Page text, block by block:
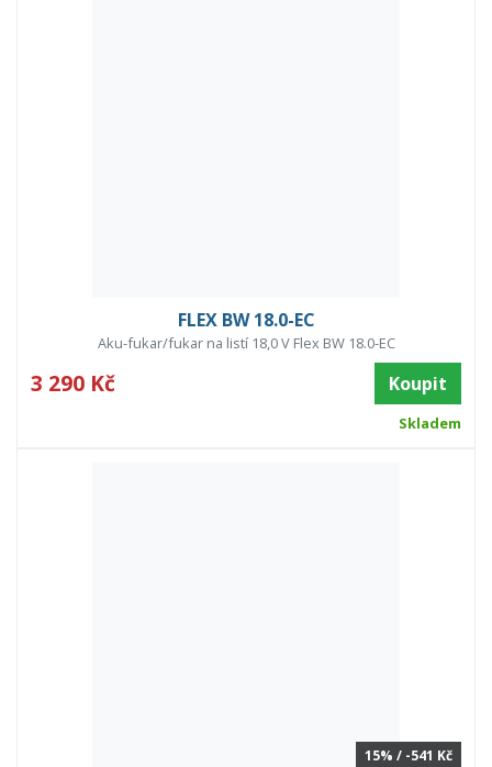
FLEX BW 18.0-EC
Aku-fukar/fukar na listí 18,0 V Flex BW 18.0-EC
3 290 Kč Koupit
Skladem
15% / -541 Kč